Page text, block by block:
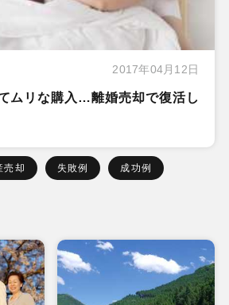
2017年04月12日
ムリな購入…離婚売却で復活し
売却 失敗例 成功例